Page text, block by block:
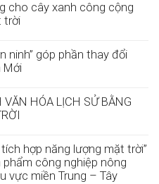
cho cây xanh công cộng
trời
ninh” góp phần thay đổi
Mới
VĂN HÓA LỊCH SỬ BẰNG
hợp năng lượng mặt trời”
công nghiệp nông
vực miền Trung – Tây